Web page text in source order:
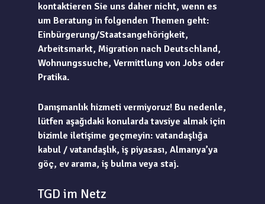
kontaktieren Sie uns daher nicht, wenn es
um Beratung in folgenden Themen geht:
Einbürgerung/Staatsangehörigkeit,
Arbeitsmarkt, Migration nach Deutschland,
Wohnungssuche, Vermittlung von Jobs oder
Pratika.
Danışmanlık hizmeti vermiyoruz! Bu nedenle,
lütfen aşağıdaki konularda tavsiye almak için
bizimle iletişime geçmeyin: vatandaşlığa
kabul / vatandaşlık, iş piyasası, Almanya’ya
göç, ev arama, iş bulma veya staj.
TGD im Netz